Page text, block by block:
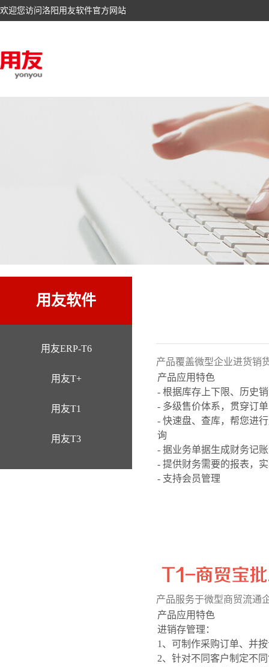
欢迎您访问洛阳用友软件官方网站
用友软件
用友ERP-T6
用友T+
用友T1
用友T3
产品覆盖微型企业进货销
产品应用特色
- 根据库存上下限、历史
- 多级售价体系，贯穿订
- 快速盘、查库，帮您进
询
- 据业务单据生成财务记
- 提供财务需要的报表，
- 支持会员管理
产品服务于微型商贸流通
产品应用特色
进销存管理：
1、可制作采购订单、并
2、针对不同客户制定不